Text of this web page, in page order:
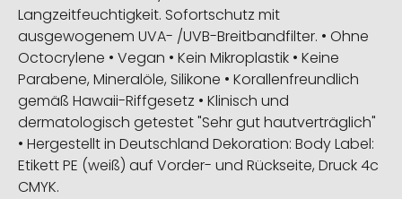
Langzeitfeuchtigkeit. Sofortschutz mit
ausgewogenem UVA- /UVB-Breitbandfilter. • Ohne
Octocrylene • Vegan • Kein Mikroplastik • Keine
Parabene, Mineralöle, Silikone • Korallenfreundlich
gemäß Hawaii-Riffgesetz • Klinisch und
dermatologisch getestet "Sehr gut hautverträglich"
• Hergestellt in Deutschland Dekoration: Body Label:
Etikett PE (weiß) auf Vorder- und Rückseite, Druck 4c
CMYK.